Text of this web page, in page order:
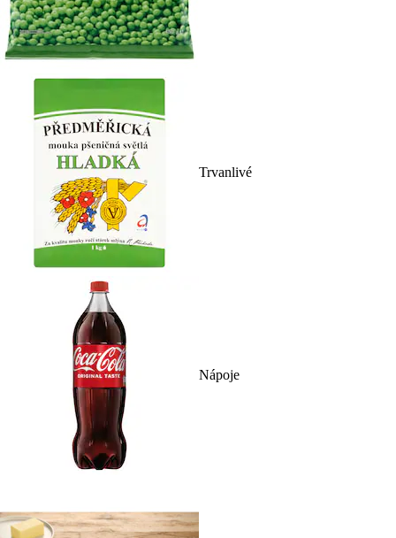
Trvanlivé
Nápoje